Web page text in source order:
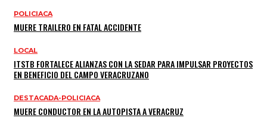
POLICIACA
MUERE TRAILERO EN FATAL ACCIDENTE
LOCAL
ITSTB FORTALECE ALIANZAS CON LA SEDAR PARA IMPULSAR PROYECTOS
EN BENEFICIO DEL CAMPO VERACRUZANO
DESTACADA-POLICIACA
MUERE CONDUCTOR EN LA AUTOPISTA A VERACRUZ